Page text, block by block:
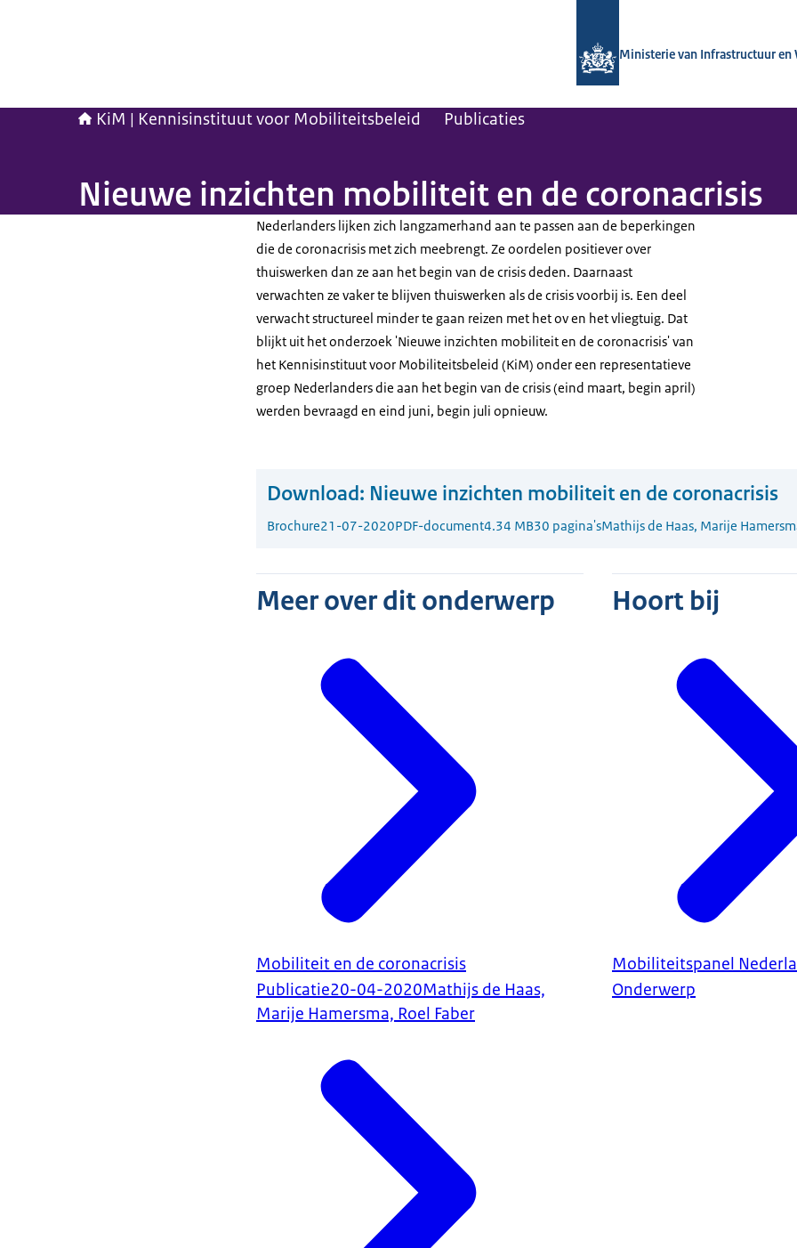
Ministerie van Infrastructuur en
KiM | Kennisinstituut voor Mobiliteitsbeleid Publicaties
Nieuwe inzichten mobiliteit en de coronacrisis
Nederlanders lijken zich langzamerhand aan te passen aan de beperkingen
die de coronacrisis met zich meebrengt. Ze oordelen positiever over
thuiswerken dan ze aan het begin van de crisis deden. Daarnaast
verwachten ze vaker te blijven thuiswerken als de crisis voorbij is. Een deel
verwacht structureel minder te gaan reizen met het ov en het vliegtuig. Dat
blijkt uit het onderzoek 'Nieuwe inzichten mobiliteit en de coronacrisis' van
het Kennisinstituut voor Mobiliteitsbeleid (KiM) onder een representatieve
groep Nederlanders die aan het begin van de crisis (eind maart, begin april)
werden bevraagd en eind juni, begin juli opnieuw.
Download: Nieuwe inzichten mobiliteit en de coronacrisis
Brochure21-07-2020PDF-document4.34 MB30 pagina'sMathijs de Haas, Marije
Meer over dit onderwerp
Mobiliteit en de coronacrisis
Publicatie20-04-2020Mathijs de Haas,
Marije Hamersma, Roel Faber
Hoort bij
Mobiliteitspanel
Onderwerp